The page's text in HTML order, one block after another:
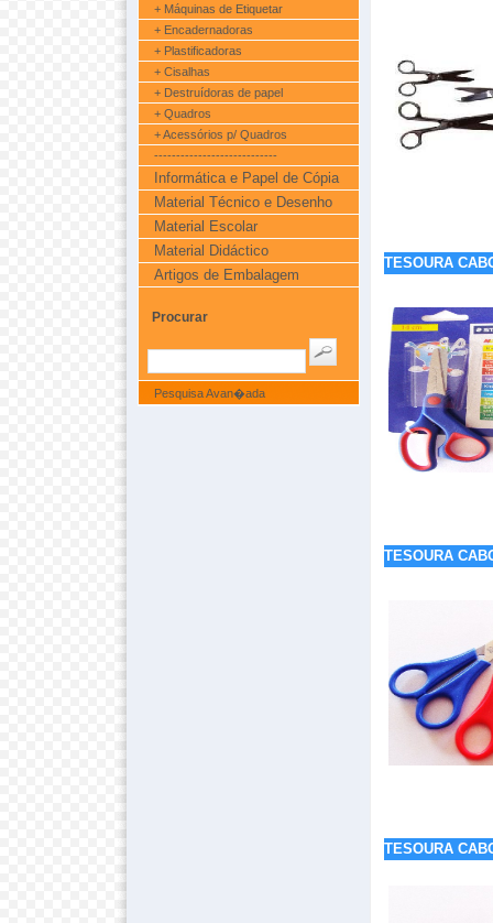
TESOURA
TESOURA
TESOURA
+ Máquinas de Etiquetar
+ Encadernadoras
+ Plastificadoras
+ Cisalhas
+ Destruídoras de papel
+ Quadros
+ Acessórios p/ Quadros
----------------------------
Informática e Papel de Cópia
Material Técnico e Desenho
Material Escolar
Material Didáctico
Artigos de Embalagem
Procurar
Pesquisa Avan�ada